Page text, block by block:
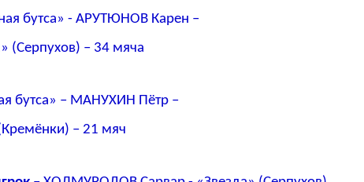
бутса» - АРУТЮНОВ Карен –
(Серпухов) – 34 мяча
бутса» – МАНУХИН Пётр –
– 21 мяч